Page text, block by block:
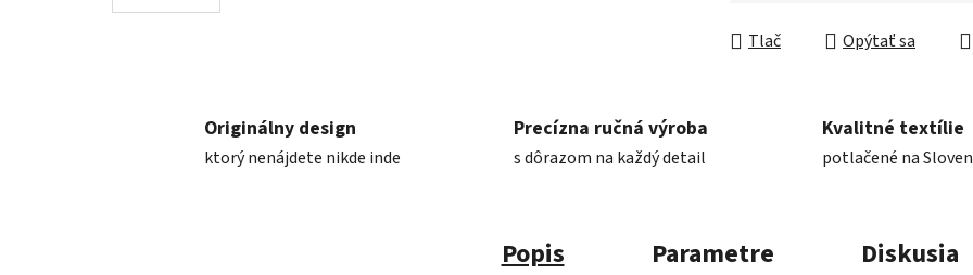
Tlač
Opýtať sa
Originálny design
ktorý nenájdete nikde inde
Precízna ručná výroba
s dôrazom na každý detail
Kvalitné textílie
potlačené na
Popis Parametre Diskusia